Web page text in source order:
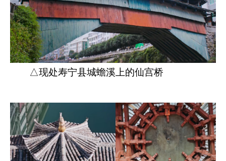
△现处寿宁县城蟾溪上的仙宫桥